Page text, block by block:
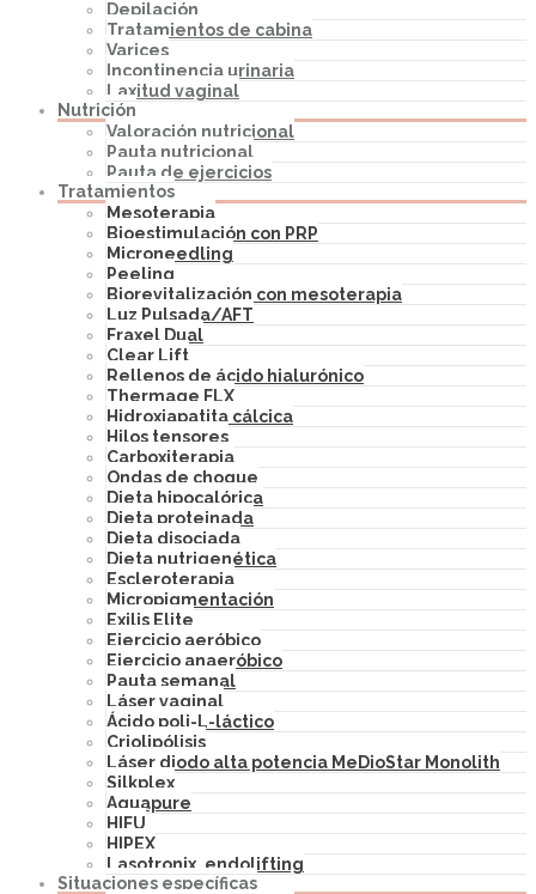
Depilación
Tratamientos de cabina
Varices
Incontinencia urinaria
Laxitud vaginal
Nutrición
Valoración nutricional
Pauta nutricional
Pauta de ejercicios
Tratamientos
Mesoterapia
Bioestimulación con PRP
Microneedling
Peeling
Biorevitalización con mesoterapia
Luz Pulsada/AFT
Fraxel Dual
Clear Lift
Rellenos de ácido hialurónico
Thermage FLX
Hidroxiapatita cálcica
Hilos tensores
Carboxiterapia
Ondas de choque
Dieta hipocalórica
Dieta proteinada
Dieta disociada
Dieta nutrigenética
Escleroterapia
Micropigmentación
Exilis Elite
Ejercicio aeróbico
Ejercicio anaeróbico
Pauta semanal
Láser vaginal
Ácido poli-L-láctico
Criolipólisis
Láser diodo alta potencia MeDioStar Monolith
Silkplex
Aquapure
HIFU
HIPEX
Lasotronix, endolifting
Situaciones específicas